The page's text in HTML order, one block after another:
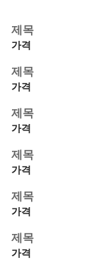
제목
가격
제목
가격
제목
가격
제목
가격
제목
가격
제목
가격